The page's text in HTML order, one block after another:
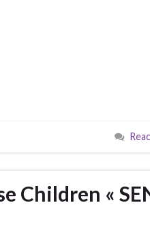
Children «